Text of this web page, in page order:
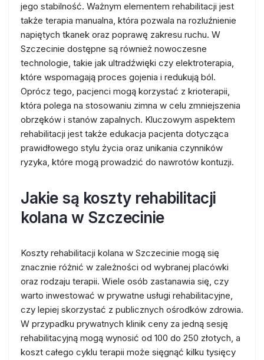
jego stabilność. Ważnym elementem rehabilitacji jest
także terapia manualna, która pozwala na rozluźnienie
napiętych tkanek oraz poprawę zakresu ruchu. W
Szczecinie dostępne są również nowoczesne
technologie, takie jak ultradźwięki czy elektroterapia,
które wspomagają proces gojenia i redukują ból.
Oprócz tego, pacjenci mogą korzystać z krioterapii,
która polega na stosowaniu zimna w celu zmniejszenia
obrzęków i stanów zapalnych. Kluczowym aspektem
rehabilitacji jest także edukacja pacjenta dotycząca
prawidłowego stylu życia oraz unikania czynników
ryzyka, które mogą prowadzić do nawrotów kontuzji.
Jakie są koszty rehabilitacji
kolana w Szczecinie
Koszty rehabilitacji kolana w Szczecinie mogą się
znacznie różnić w zależności od wybranej placówki
oraz rodzaju terapii. Wiele osób zastanawia się, czy
warto inwestować w prywatne usługi rehabilitacyjne,
czy lepiej skorzystać z publicznych ośrodków zdrowia.
W przypadku prywatnych klinik ceny za jedną sesję
rehabilitacyjną mogą wynosić od 100 do 250 złotych, a
koszt całego cyklu terapii może sięgnąć kilku tysięcy